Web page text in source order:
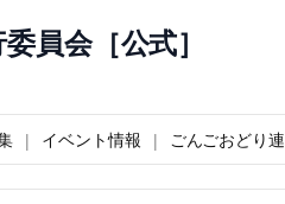
員会［公式］
イベント情報 ごんごおどり連